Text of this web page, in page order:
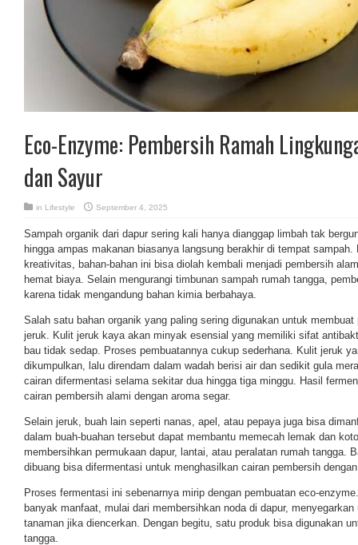
Eco-Enzyme: Pembersih Ramah
dan Sayur
in Lifestyle September 4, 2025
Sampah organik dari dapur sering kali hanya dianggap limbah tak
hingga ampas makanan biasanya langsung berakhir di tempat
kreativitas, bahan-bahan ini bisa diolah kembali menjadi pembersih
hemat biaya. Selain mengurangi timbunan sampah rumah tangga,
karena tidak mengandung bahan kimia berbahaya.
Salah satu bahan organik yang paling sering digunakan untuk
jeruk. Kulit jeruk kaya akan minyak esensial yang memiliki sifat
bau tidak sedap. Proses pembuatannya cukup sederhana. Kulit jeruk
dikumpulkan, lalu direndam dalam wadah berisi air dan sedikit gula
cairan difermentasi selama sekitar dua hingga tiga minggu. Hasil
cairan pembersih alami dengan aroma segar.
Selain jeruk, buah lain seperti nanas, apel, atau pepaya juga bisa
dalam buah-buahan tersebut dapat membantu memecah lemak dan
membersihkan permukaan dapur, lantai, atau peralatan rumah tangga.
dibuang bisa difermentasi untuk menghasilkan cairan pembersih
Proses fermentasi ini sebenarnya mirip dengan pembuatan eco-
banyak manfaat, mulai dari membersihkan noda di dapur,
tanaman jika diencerkan. Dengan begitu, satu produk bisa digunakan
tangga.